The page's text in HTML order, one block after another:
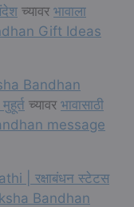
च्यावर भावाला
Gift Ideas
Bandhan
च्यावर भावासाठी
message
| रक्षाबंधन स्टेटस
Bandhan